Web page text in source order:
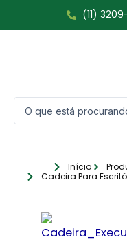
para
(11)
Início
Cadeira Para